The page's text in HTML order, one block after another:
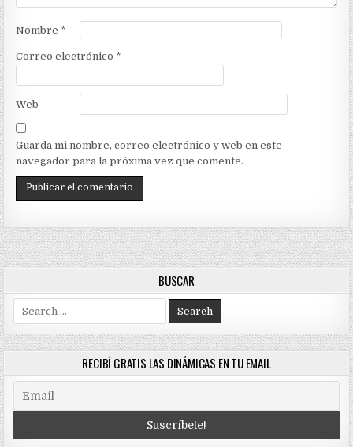
Nombre *
Correo electrónico *
Web
Guarda mi nombre, correo electrónico y web en este
navegador para la próxima vez que comente.
BUSCAR
for:
RECIBÍ GRATIS LAS DINÁMICAS EN TU EMAIL